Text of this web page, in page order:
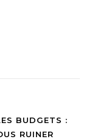
BUDGETS :
RUINER